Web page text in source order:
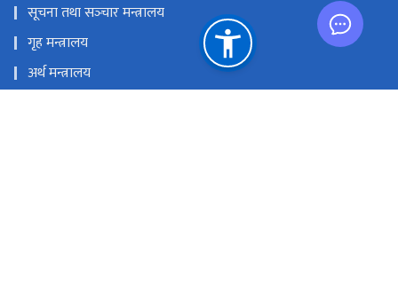
सूचना तथा सञ्‍चार मन्त्रालय
गृह मन्त्रालय
अर्थ मन्त्रालय